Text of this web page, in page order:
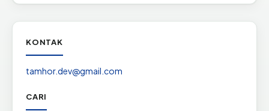
KONTAK
tamhor.dev@gmail.com
CARI